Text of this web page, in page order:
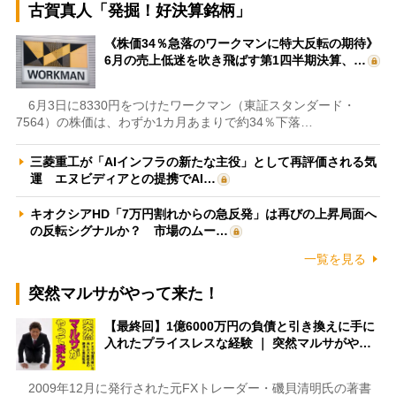
古賀真人「発掘！好決算銘柄」
《株価34％急落のワークマンに特大反転の期待》
6月の売上低迷を吹き飛ばす第1四半期決算、…
6月3日に8330円をつけたワークマン（東証スタンダード・
7564）の株価は、わずか1カ月あまりで約34％下落…
三菱重工が「AIインフラの新たな主役」として再評価される気
運 エヌビディアとの提携でAI…
キオクシアHD「7万円割れからの急反発」は再びの上昇局面へ
の反転シグナルか？ 市場のムー…
一覧を見る
突然マルサがやって来た！
【最終回】1億6000万円の負債と引き換えに手に
入れたプライスレスな経験 ｜ 突然マルサがや…
2009年12月に発行された元FXトレーダー・磯貝清明氏の著書